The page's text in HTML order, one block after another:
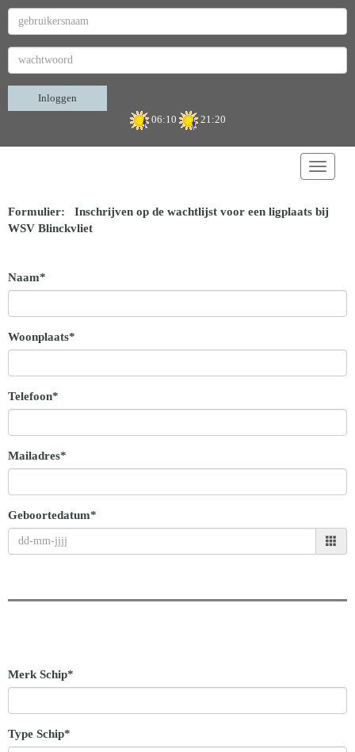
Inloggen
06:10
21:20
Toggle
Formulier: Inschrijven op de wachtlijst voor een ligplaats bij
WSV Blinckvliet
Naam*
Woonplaats*
Telefoon*
Mailadres*
Geboortedatum*
Merk Schip*
Type Schip*